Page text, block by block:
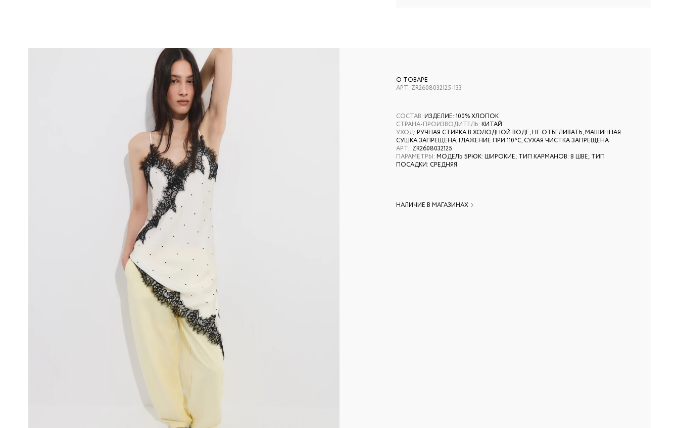
О ТОВАРЕ
АРТ: ZR2608032125-133
СОСТАВ: ИЗДЕЛИЕ: 100% ХЛОПОК
СТРАНА-ПРОИЗВОДИТЕЛЬ: КИТАЙ
УХОД: РУЧНАЯ СТИРКА В ХОЛОДНОЙ ВОДЕ, НЕ ОТБЕЛИВАТЬ, МАШИННАЯ
СУШКА ЗАПРЕЩЕНА, ГЛАЖЕНИЕ ПРИ 110ºС, СУХАЯ ЧИСТКА ЗАПРЕЩЕНА
АРТ.: ZR2608032125
ПАРАМЕТРЫ: МОДЕЛЬ БРЮК: ШИРОКИЕ; ТИП КАРМАНОВ: В ШВЕ; ТИП
ПОСАДКИ: СРЕДНЯЯ
НАЛИЧИЕ В МАГАЗИНАХ